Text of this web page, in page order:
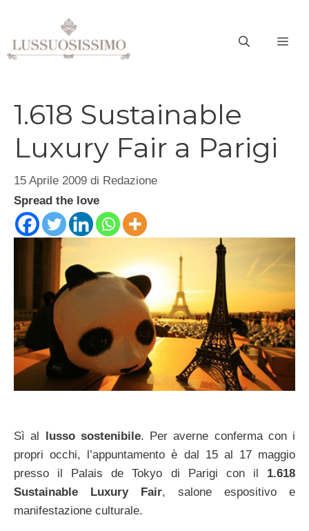
contenuto
1.618 Sustainable
Luxury Fair a Parigi
15 Aprile 2009 di Redazione
Spread the love
Sì al lusso sostenibile. Per averne conferma con i
propri occhi, l’appuntamento è dal 15 al 17 maggio
presso il Palais de Tokyo di Parigi con il 1.618
Sustainable Luxury Fair, salone espositivo e
manifestazione culturale.